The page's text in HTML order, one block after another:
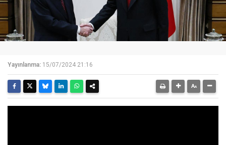
Yayınlanma: 15/07/2024 21:16